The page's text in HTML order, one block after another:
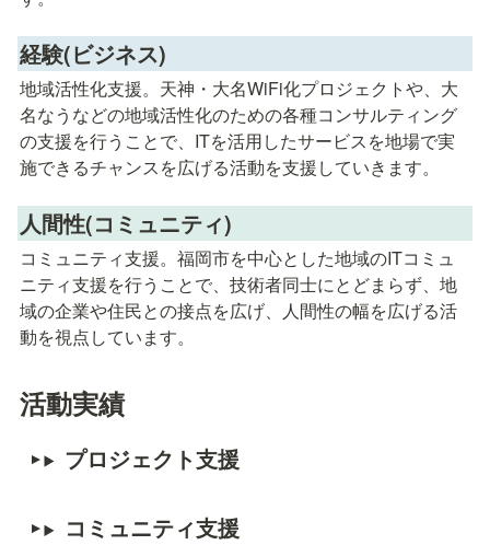
経験(ビジネス)
地域活性化支援。天神・大名WiFi化プロジェクトや、大
名なうなどの地域活性化のための各種コンサルティング
の支援を行うことで、ITを活用したサービスを地場で実
施できるチャンスを広げる活動を支援していきます。
人間性(コミュニティ)
コミュニティ支援。福岡市を中心とした地域のITコミュ
ニティ支援を行うことで、技術者同士にとどまらず、地
域の企業や住民との接点を広げ、人間性の幅を広げる活
動を視点しています。
活動実績
プロジェクト支援
コミュニティ支援